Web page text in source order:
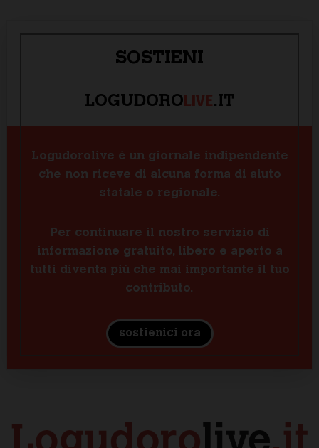
SOSTIENI
LOGUDOROLIVE.IT
Logudorolive è un giornale indipendente
che non riceve di alcuna forma di aiuto
statale o regionale.
Per continuare il nostro servizio di
informazione gratuito, libero e aperto a
tutti diventa più che mai importante il tuo
contributo.
sostienici ora